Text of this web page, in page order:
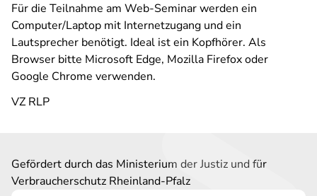
Für die Teilnahme am Web-Seminar werden ein
Computer/Laptop mit Internetzugang und ein
Lautsprecher benötigt. Ideal ist ein Kopfhörer. Als
Browser bitte Microsoft Edge, Mozilla Firefox oder
Google Chrome verwenden.
VZ RLP
Gefördert durch das Ministerium der Justiz und für
Verbraucherschutz Rheinland-Pfalz